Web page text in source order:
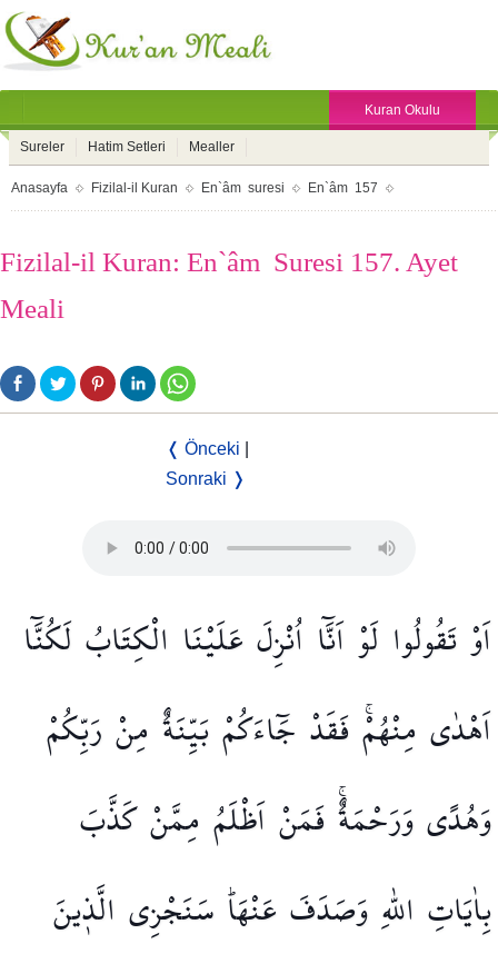
Kuran Okulu
Sureler Hatim Setleri Mealler
Anasayfa Fizilal-il Kuran En`âm suresi En`âm 157
Fizilal-il Kuran: En`âm Suresi 157. Ayet
Meali
❬ Önceki
Sonraki ❭
اَوْتَقُولُوا لَوْاَنَّٓا اُنْزِلَ عَلَيْنَا الْكِتَابُلَكُنَّٓا
اَهْدٰى مِنْهُمْۚفَقَدْ جَٓاءَكُمْبَيِّنَةٌ مِنْ رَبِّكُمْ
وَهُدًىوَرَحْمَةٌۚفَمَنْاَظْلَمُ مِمَّنْكَذَّبَ
بِاٰيَاتِ اللّٰهِوَصَدَفَ عَنْهَاۜ سَنَجْزِي الَّذ۪ينَ